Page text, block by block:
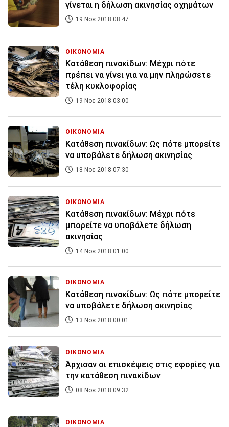
γίνεται η δήλωση ακινησίας οχημάτων
19 Νοε 2018 08:47
ΟΙΚΟΝΟΜΙΑ
Κατάθεση πινακίδων: Μέχρι πότε
πρέπει να γίνει για να μην πληρώσετε
τέλη κυκλοφορίας
19 Νοε 2018 03:00
ΟΙΚΟΝΟΜΙΑ
Κατάθεση πινακίδων: Ως πότε μπορείτε
να υποβάλετε δήλωση ακινησίας
18 Νοε 2018 07:30
ΟΙΚΟΝΟΜΙΑ
Κατάθεση πινακίδων: Μέχρι πότε
μπορείτε να υποβάλετε δήλωση
ακινησίας
14 Νοε 2018 01:00
ΟΙΚΟΝΟΜΙΑ
Κατάθεση πινακίδων: Ως πότε μπορείτε
να υποβάλετε δήλωση ακινησίας
13 Νοε 2018 00:01
ΟΙΚΟΝΟΜΙΑ
Άρχισαν οι επισκέψεις στις εφορίες για
την κατάθεση πινακίδων
08 Νοε 2018 09:32
ΟΙΚΟΝΟΜΙΑ